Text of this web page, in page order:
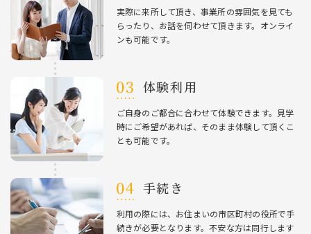
実際に来所して頂き、事業所の雰囲気を⾒ても
らったり、お話を伺わせて頂きます。オンライ
ンも可能です。
体験利⽤
ご⾃⾝のご都合に合わせて体験できます。⾒学
時にご希望があれば、そのまま体験して頂くこ
とも可能です。
⼿続き
利⽤の際には、お住まいの市区町村の役所で⼿
続きが必要となります。不安な⽅は同⾏します